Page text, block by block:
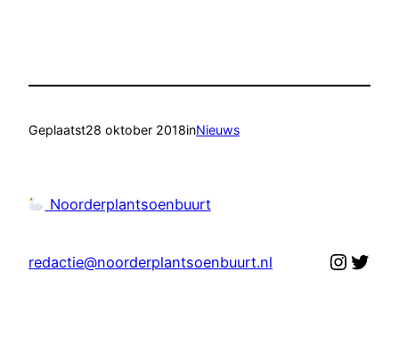
Geplaatst28 oktober 2018inNieuws
Noorderplantsoenbuurt
redactie@noorderplantsoenbuurt.nl